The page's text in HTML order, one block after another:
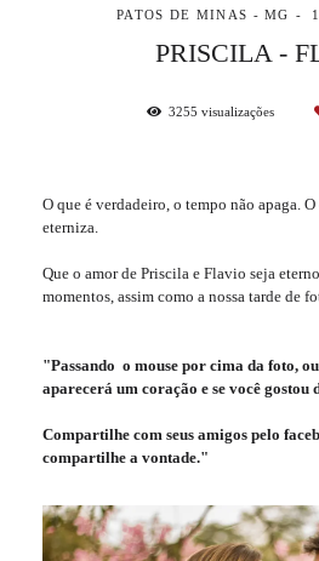
PATOS DE MINAS - MG
PRISCILA -
3255 visualizações
O que é verdadeiro, o tempo não apaga.
eterniza.
Que o amor de Priscila e Flavio seja
momentos, assim como a nossa tarde de
"Passando o mouse por cima da foto,
aparecerá um coração e se você gostou
Compartilhe com seus amigos pelo
compartilhe a vontade."